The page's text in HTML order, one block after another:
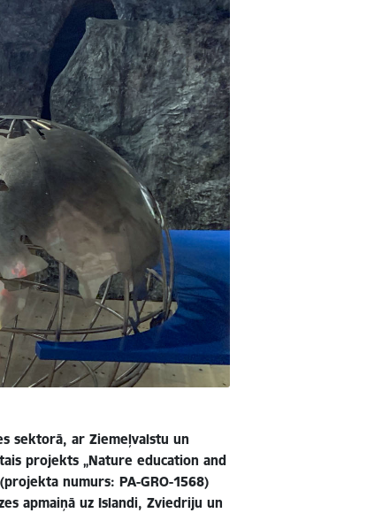
sektorā, ar Ziemeļvalstu un
projekts „Nature education and
numurs: PA-GRO-1568)
apmaiņā uz Islandi, Zviedriju un